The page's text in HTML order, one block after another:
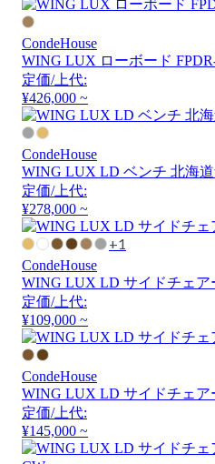
CondeHouse
WING LUX ローボード
定価/上代:
¥426,000 ~
CondeHouse
WING LUX LD ベンチ 北海
定価/上代:
¥278,000 ~
+1
CondeHouse
WING LUX LD サイドチェア
定価/上代:
¥109,000 ~
CondeHouse
WING LUX LD サイドチェア
定価/上代:
¥145,000 ~